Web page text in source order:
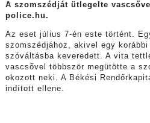
A szomszédját ütlegelte
police.hu.
Az eset július 7-én este történt.
szomszédjához, akivel egy
szóváltásba keveredett. A vita
vascsővel többször megütötte a
okozott neki. A Békési
indított ellene.